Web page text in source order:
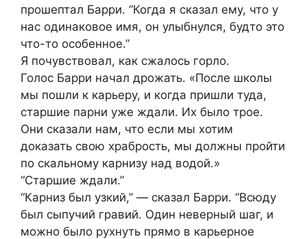
прошептал Барри. “Когда я сказал ему, что у
нас одинаковое имя, он улыбнулся, будто это
что-то особенное.”
Я почувствовал, как сжалось горло.
Голос Барри начал дрожать. «После школы
мы пошли к карьеру, и когда пришли туда,
старшие парни уже ждали. Их было трое.
Они сказали нам, что если мы хотим
доказать свою храбрость, мы должны пройти
по скальному карнизу над водой.»
“Старшие ждали.”
“Карниз был узкий,” — сказал Барри. “Всюду
был сыпучий гравий. Один неверный шаг, и
можно было рухнуть прямо в карьерное